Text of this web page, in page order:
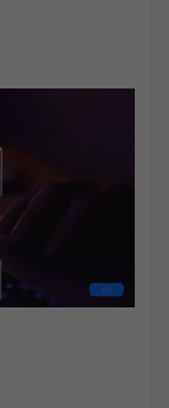
All